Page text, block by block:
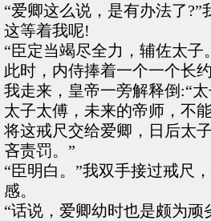
“爱卿这么说，是有办法了?”
这等着我呢!
“臣定当竭尽全力，辅佐太子
此时，内侍捧着一个一个长
我走来，皇帝一旁解释倒:“
太子太傅，未来的帝师，不
将这戒尺交给爱卿，日后太
吝责罚。”
“臣明白。”我双手接过戒尺
感。
“话说，爱卿幼时也是颇为顽